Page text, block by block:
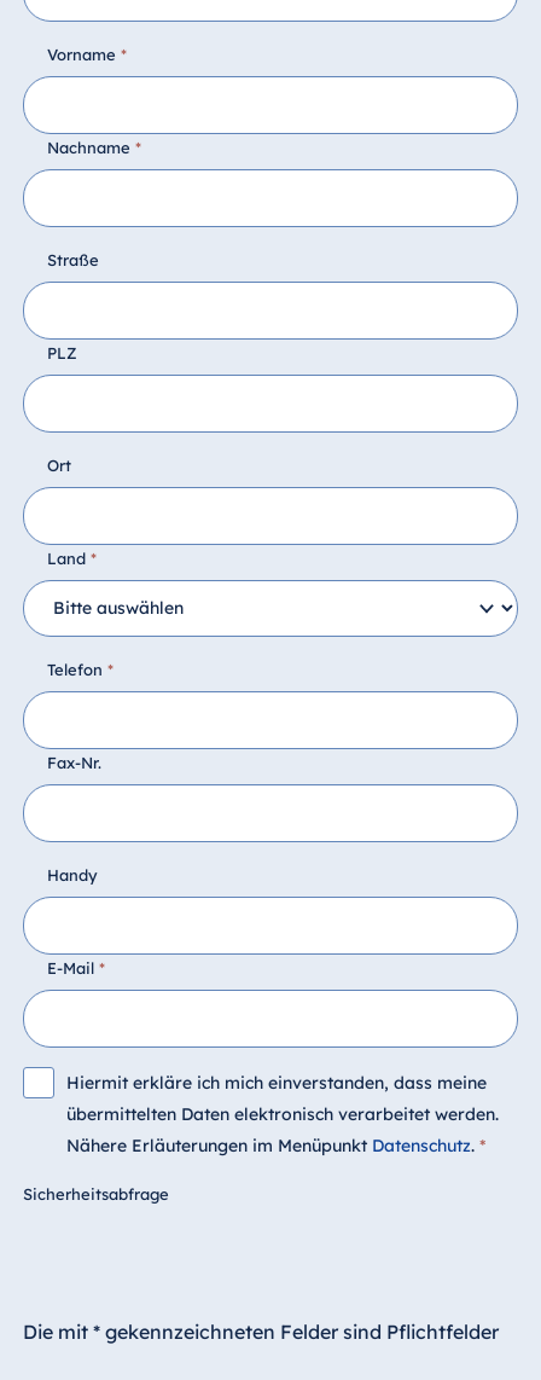
Vorname *
Nachname *
Straße
PLZ
Ort
Land *
Telefon *
Fax-Nr.
Handy
E-Mail *
Hiermit erkläre ich mich einverstanden, dass meine
übermittelten Daten elektronisch verarbeitet werden.
Nähere Erläuterungen im Menüpunkt Datenschutz. *
Sicherheitsabfrage
Die mit * gekennzeichneten Felder sind Pflichtfelder